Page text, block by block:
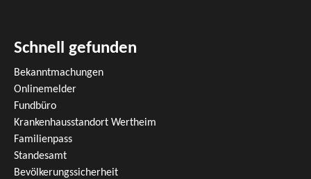
Schnell gefunden
Bekanntmachungen
Onlinemelder
Fundbüro
Krankenhausstandort Wertheim
Familienpass
Standesamt
Bevölkerungssicherheit